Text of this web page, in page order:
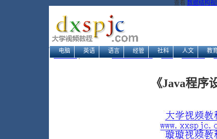
查看 数据结构
电脑 英语 语言 经管 社科 人文 教
网站地图| 当前位置：大学视频教程网→电脑→编程开发→
《Java程